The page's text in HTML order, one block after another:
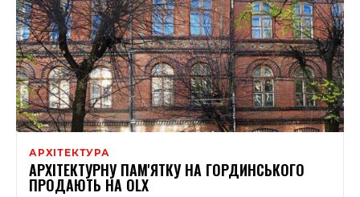
АРХІТЕКТУРА
АРХІТЕКТУРНУ ПАМ'ЯТКУ НА ГОРДИНСЬКОГО
ПРОДАЮТЬ НА OLX